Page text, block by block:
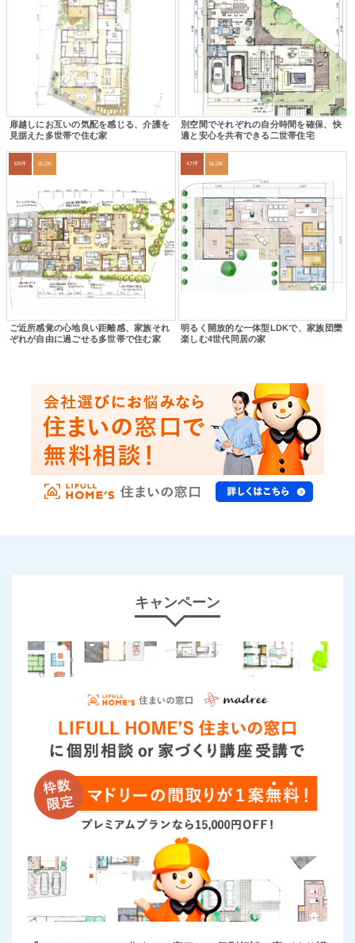
扉越しにお互いの気配を感じる、介護を
見据えた多世帯で住む家
別空間でそれぞれの自分時間を確保、快
適と安心を共有できる二世帯住宅
68坪 3LDK
ご近所感覚の心地良い距離感、家族それ
ぞれが自由に過ごせる多世帯で住む家
47坪 5LDK
明るく開放的な一体型LDKで、家族団欒
楽しむ4世代同居の家
キャンペーン